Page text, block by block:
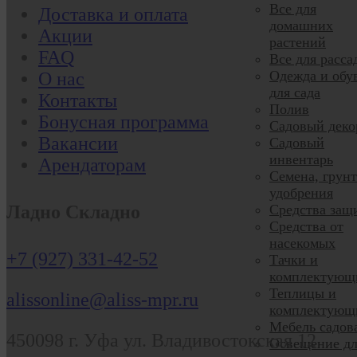
Все для
домашних
растений
Все для
Одежда и
для сада
Полив
Садовый
Садовый
инвентарь
Семена,
удобрения
Средства
Средства от
насекомых
Тачки и
Теплицы и
Мебель
Освещение
Доставка и оплата
Акции
FAQ
О нас
Контакты
Бонусная программа
Вакансии
Арендаторам
+7 (927) 331-42-52
alissonline@aliss-mpr.ru
ул. Владивостокская 12